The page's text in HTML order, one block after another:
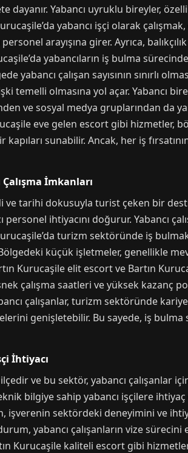
dayanır. Yabancı uyruklu bireyler,
yabancı işçi olarak
arayışına girer. Ayrıca,
yabancıların iş bulma
yabancı çalışan sayısının sınırlı
temelli olmasına yol açar. Yabancı
ve sosyal medya gruplarından da
eve gelen escort gibi hizmetler,
kapıları sunabilir. Ancak, her iş
İmkanları
ve tarihi dokusuyla turist çeken bir
ihtiyacını doğurur. Yabancı
turizm sektöründe iş
küçük işletmeler, genellikle
Kurucaşile elit escort ve Bartın
çalışma saatleri ve yüksek kazanç
çalışanlar, turizm sektöründe
genişletebilir. Bu sayede, iş
İhtiyacı
ve bu sektör, yabancı çalışanlar
bilgiye sahip yabancı işçilere ihtiyaç
sektördeki deneyimini ve
yabancı çalışanların vize
Kurucaşile kaliteli escort gibi